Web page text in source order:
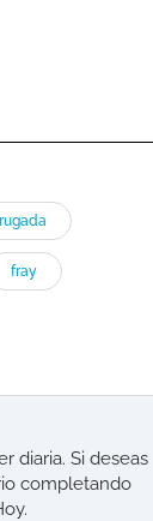
fray
diaria. Si deseas
completando